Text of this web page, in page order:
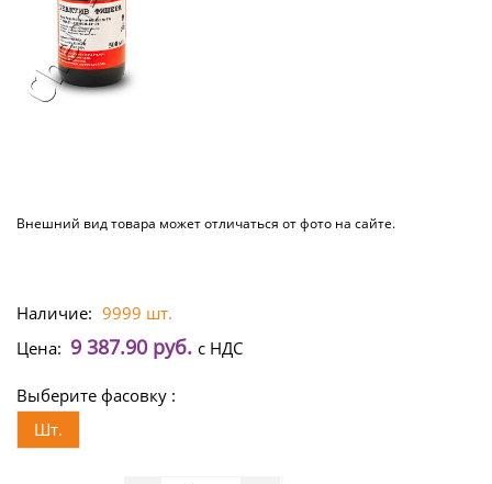
Внешний вид товара может отличаться от фото на сайте.
Наличие: 9999 шт.
Цена: 9 387.90 руб. с НДС
Выберите фасовку :
Шт.